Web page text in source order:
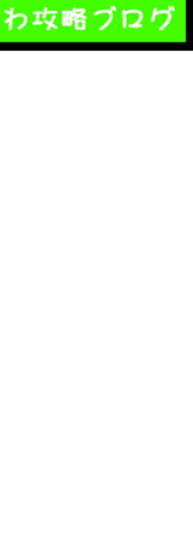

次へ